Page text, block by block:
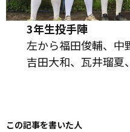
3年生投手陣
左から福田俊輔、中
吉田大和、瓦井瑠夏
この記事を書いた人